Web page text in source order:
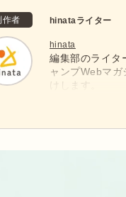
作者 hinataライター
hinata
編集部のライタ
ャンプWebマ
けします。